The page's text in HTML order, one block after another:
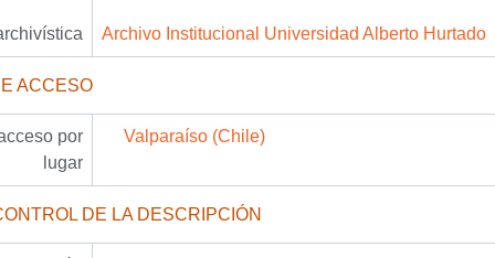
Archivo Institucional Universidad Alberto Hurtado
ACCESO
por
lugar
Valparaíso (Chile)
DE LA DESCRIPCIÓN